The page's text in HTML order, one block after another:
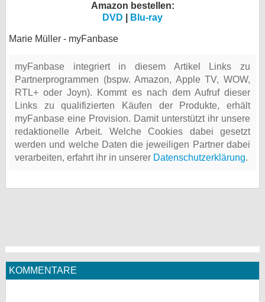
Amazon bestellen:
DVD
Blu-ray
Marie Müller - myFanbase
myFanbase integriert in diesem Artikel Links zu
Partnerprogrammen (bspw. Amazon, Apple TV, WOW,
RTL+ oder Joyn). Kommt es nach dem Aufruf dieser
Links zu qualifizierten Käufen der Produkte, erhält
myFanbase eine Provision. Damit unterstützt ihr unsere
redaktionelle Arbeit. Welche Cookies dabei gesetzt
werden und welche Daten die jeweiligen Partner dabei
verarbeiten, erfahrt ihr in unserer Datenschutzerklärung.
KOMMENTARE